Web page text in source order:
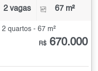
2 vagas 67 m²
quartos - 67 m²
R$ 670.000